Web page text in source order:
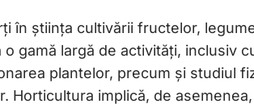
în știința cultivării fructelor,
gamă largă de activități, inclusiv
plantelor, precum și studiul
Horticultura implică, de